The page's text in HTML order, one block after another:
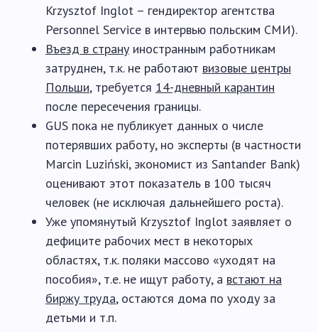
Krzysztof Inglot – гендиректор агентства
Personnel Service в интервью польским СМИ).
Въезд в страну иностранным работникам
затруднен, т.к. не работают визовые центры
Польши, требуется 14-дневный карантин
после пересечения границы.
GUS пока не публикует данных о числе
потерявших работу, но эксперты (в частности
Marcin Luziński, экономист из Santander Bank)
оценивают этот показатель в 100 тысяч
человек (не исключая дальнейшего роста).
Уже упомянутый Krzysztof Inglot заявляет о
дефиците рабочих мест в некоторых
областях, т.к. поляки массово «уходят на
пособия», т.е. не ищут работу, а встают на
биржу труда, остаются дома по уходу за
детьми и т.п.